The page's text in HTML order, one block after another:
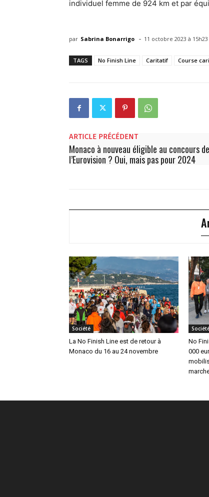
individuel femme de 924 km et par
par Sabrina Bonarrigo - 11 octobre 2023 à 15h23
TAGS No Finish Line Caritatif Course
ARTICLE PRÉCÉDENT
Monaco à nouveau éligible au concours de
l’Eurovision ? Oui, mais pas pour 2024
Société
La No Finish Line est de retour à
Monaco du 16 au 24 novembre
No
000